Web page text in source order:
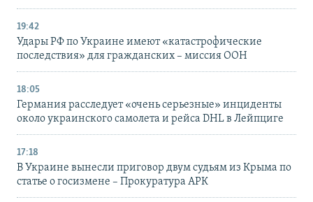
19:42
Удары РФ по Украине имеют «катастрофические
последствия» для гражданских – миссия ООН
18:05
Германия расследует «очень серьезные» инциденты
около украинского самолета и рейса DHL в Лейпциге
17:18
В Украине вынесли приговор двум судьям из Крыма по
статье о госизмене – Прокуратура АРК